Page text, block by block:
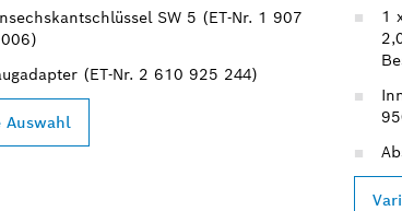
SW 5 (ET-Nr. 1 907
(ET-Nr. 2 610 925 244)
Auswahl
1